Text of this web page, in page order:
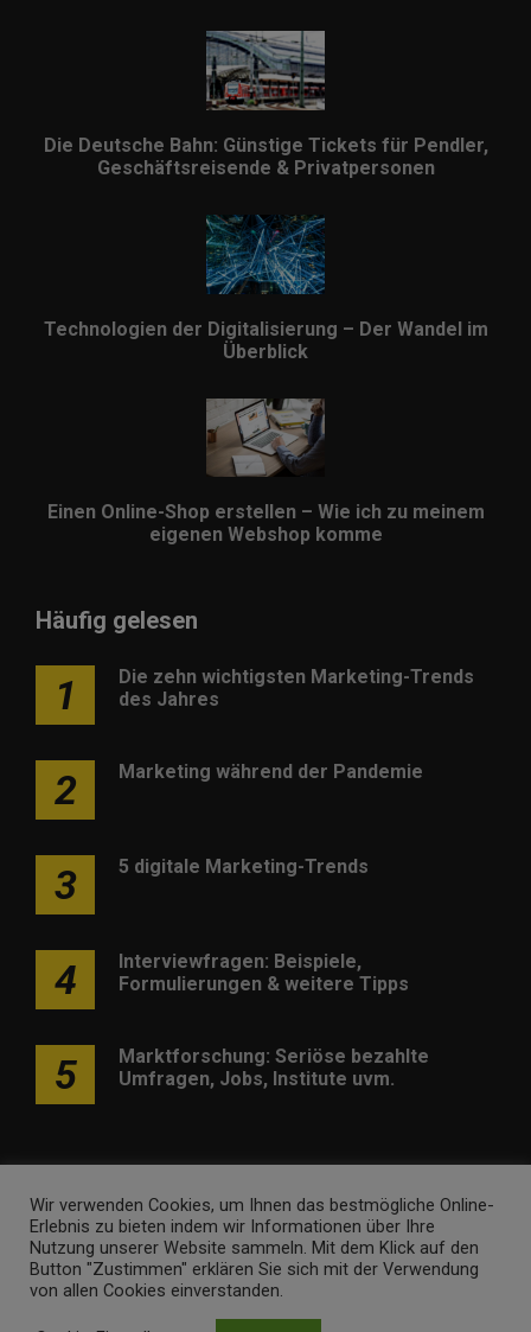
Die Deutsche Bahn: Günstige Tickets für Pendler,
Geschäftsreisende & Privatpersonen
Technologien der Digitalisierung – Der Wandel im
Überblick
Einen Online-Shop erstellen – Wie ich zu meinem
eigenen Webshop komme
Häufig gelesen
1
Die zehn wichtigsten Marketing-Trends
des Jahres
2 Marketing während der Pandemie
3 5 digitale Marketing-Trends
4
Interviewfragen: Beispiele,
Formulierungen & weitere Tipps
5
Marktforschung: Seriöse bezahlte
Umfragen, Jobs, Institute uvm.
Werben Kontakt Impressum Newsletter
marketing-trendinformationen.de • Marken- und
Wir verwenden Cookies, um Ihnen das bestmögliche Online-
Erlebnis zu bieten indem wir Informationen über Ihre
Nutzung unserer Website sammeln. Mit dem Klick auf den
Button "Zustimmen" erklären Sie sich mit der Verwendung
von allen Cookies einverstanden.